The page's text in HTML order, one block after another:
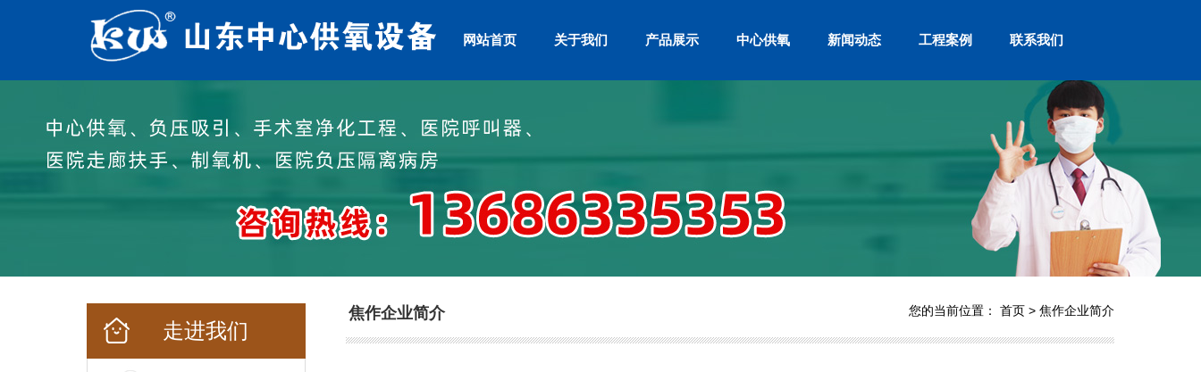
网站首页 关于我们 产品展示 中心供氧 新闻动态 工程案例 联系我们
走进我们
焦作企业简介 您的当前位置： 首页 > 焦作企业简介